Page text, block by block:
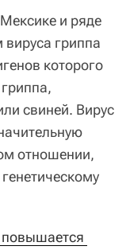
и ряде
гриппа
которого
свиней. Вирус
отношении,